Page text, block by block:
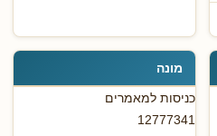
מונה
כניסות למאמרים
12777341